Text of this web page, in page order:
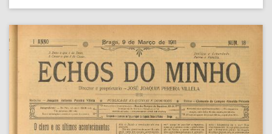
[Conflito Político]
- Os padres de Chaves [Política]
- Dr. Arthur Bivar [Justiça]
- O Collegio de Regeneração e o Padre Airosa
[Educação]
- Notas de Actualidade: A educação [Sociedade]